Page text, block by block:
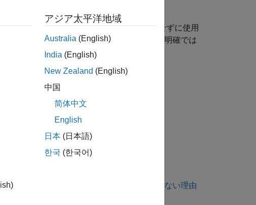
こで囲まれたパラメーター リストを指定せずに使用
しなのか、関数のアドレスの取得なのかが明確では
ェッカーは違反を報告します。
ーディング規約違反が想定どおりに表示されない理由
アジア太平洋地域
Australia (English)
India (English)
New Zealand (English)
中国
简体中文
English
日本 (日本語)
한국 (한국어)